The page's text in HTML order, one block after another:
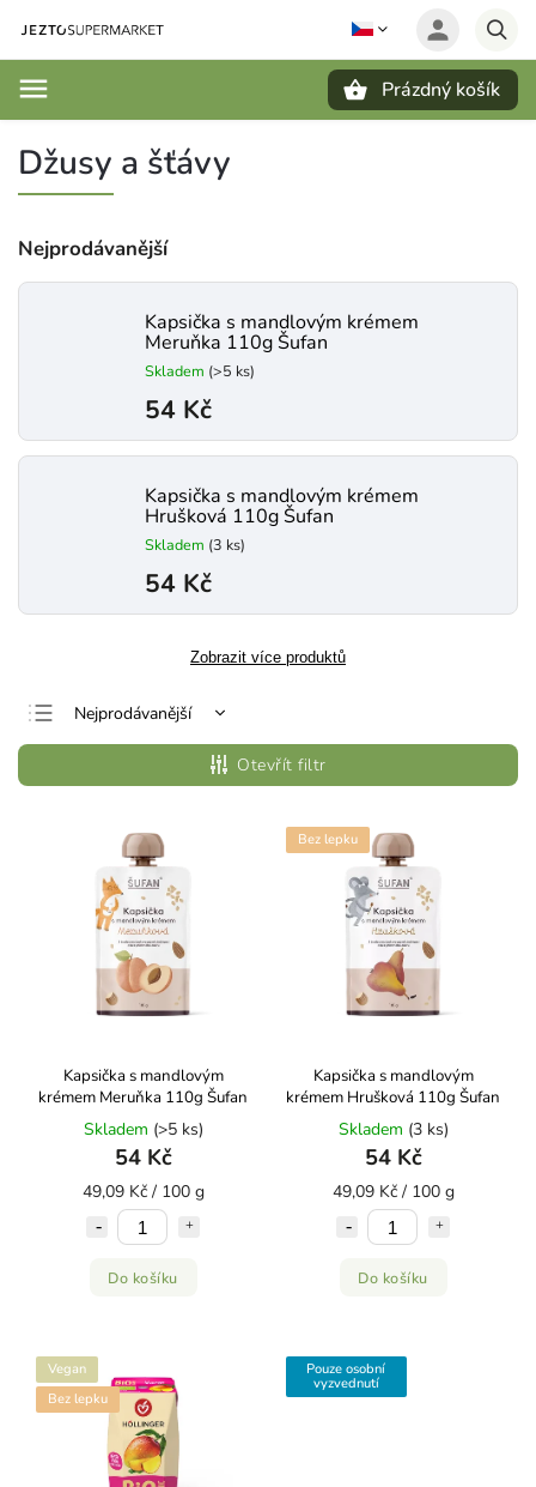
Prázdný košík
Džusy a šťávy
Nejprodávanější
Kapsička s mandlovým krémem
Meruňka 110g Šufan
Skladem (>5 ks)
54 Kč
Kapsička s mandlovým krémem
Hrušková 110g Šufan
Skladem (3 ks)
54 Kč
Zobrazit více produktů
Nejprodávanější
Nejlevnější
Nejdražší
Abecedně
Otevřít filtr
Kapsička s mandlovým
krémem Meruňka 110g Šufan
Skladem (>5 ks)
54 Kč
49,09 Kč / 100 g
Do košíku
Bez lepku
Kapsička s mandlovým
krémem Hrušková 110g Šufan
Skladem (3 ks)
54 Kč
49,09 Kč / 100 g
Do košíku
Vegan
Bez lepku
Pouze osobní
vyzvednutí